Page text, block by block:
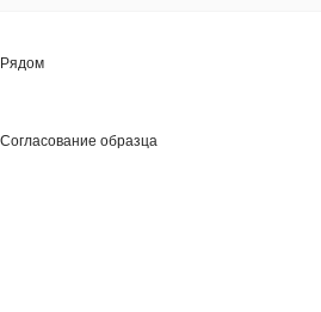
Рядом
Согласование образца